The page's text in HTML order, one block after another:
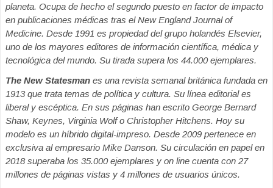
planeta. Ocupa de hecho el segundo puesto en factor de impacto
en publicaciones médicas tras el New England Journal of
Medicine. Desde 1991 es propiedad del grupo holandés Elsevier,
uno de los mayores editores de información científica, médica y
tecnológica del mundo. Su tirada supera los 44.000 ejemplares.
The New Statesman es una revista semanal británica fundada en
1913 que trata temas de política y cultura. Su línea editorial es
liberal y escéptica. En sus páginas han escrito George Bernard
Shaw, Keynes, Virginia Wolf o Christopher Hitchens. Hoy su
modelo es un híbrido digital-impreso. Desde 2009 pertenece en
exclusiva al empresario Mike Danson. Su circulación en papel en
2018 superaba los 35.000 ejemplares y on line cuenta con 27
millones de páginas vistas y 4 millones de usuarios únicos.